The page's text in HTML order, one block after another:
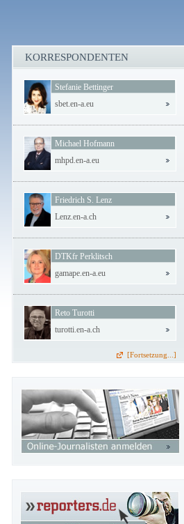
KORRESPONDENTEN
Stefanie Bettinger
sbet.en-a.eu
Michael Hofmann
mhpd.en-a.eu
Friedrich S. Lenz
Lenz.en-a.ch
DTKfr Perklitsch
gamape.en-a.eu
Reto Turotti
turotti.en-a.ch
[Fortsetzung...]